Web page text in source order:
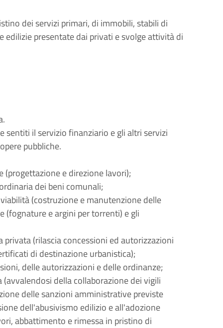
dei servizi primari, di immobili, stabili di
edilizie presentate dai privati e svolge attività di
sentiti il servizio finanziario e gli altri servizi
pubbliche.
(progettazione e direzione lavori);
dei beni comunali;
(costruzione e manutenzione delle
(fognature e argini per torrenti) e gli
(rilascia concessioni ed autorizzazioni
di destinazione urbanistica);
delle autorizzazioni e delle ordinanze;
della collaborazione dei vigili
delle sanzioni amministrative previste
dell'abusivismo edilizio e all'adozione
abbattimento e rimessa in pristino di